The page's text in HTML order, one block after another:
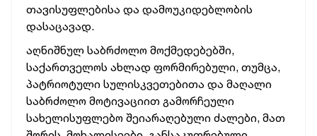
თავისუფლებისა და დამოუკიდებლობის
დასაცავად.
აღნიშნულ საბრძოლო მოქმედებებში,
საქართველოს ახლად ფორმირებული, თუმცა,
პატრიოტული სულისკვეთებითა და მაღალი
საბრძოლო მოტივაციით გამორჩეული
სახელისუფლებო შეიარაღებული ძალები, მათ